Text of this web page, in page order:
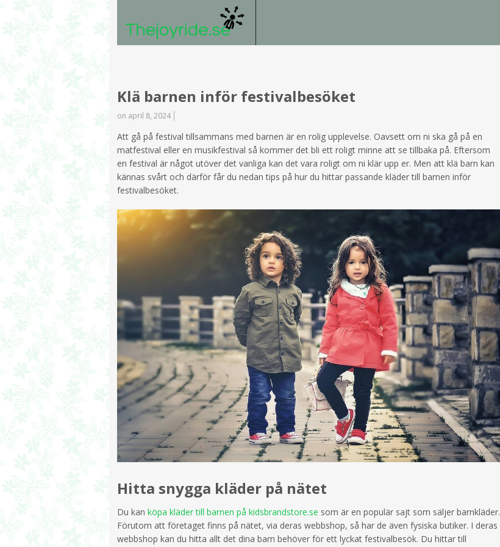
Klä barnen inför festivalbesöket
on april 8, 2024
Att gå på festival tillsammans med barnen är en rolig upplevelse. Oavsett om ni ska gå på en
matfestival eller en musikfestival så kommer det bli ett roligt minne att se tillbaka på. Eftersom
en festival är något utöver det vanliga kan det vara roligt om ni klär upp er. Men att klä barn kan
kännas svårt och därför får du nedan tips på hur du hittar passande kläder till barnen inför
festivalbesöket.
Hitta snygga kläder på nätet
Du kan köpa kläder till barnen på kidsbrandstore.se som är en populär sajt som säljer barnkläder.
Förutom att företaget finns på nätet, via deras webbshop, så har de även fysiska butiker. I deras
webbshop kan du hitta allt det dina barn behöver för ett lyckat festivalbesök. Du hittar till